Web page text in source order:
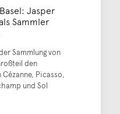
Jasper
Sammler
Sammlung von
den
Picasso,
und Sol